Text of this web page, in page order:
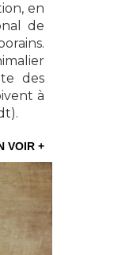
en
de
des
à
VOIR +